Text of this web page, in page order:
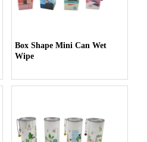
Box Shape Mini Can Wet
Wipe